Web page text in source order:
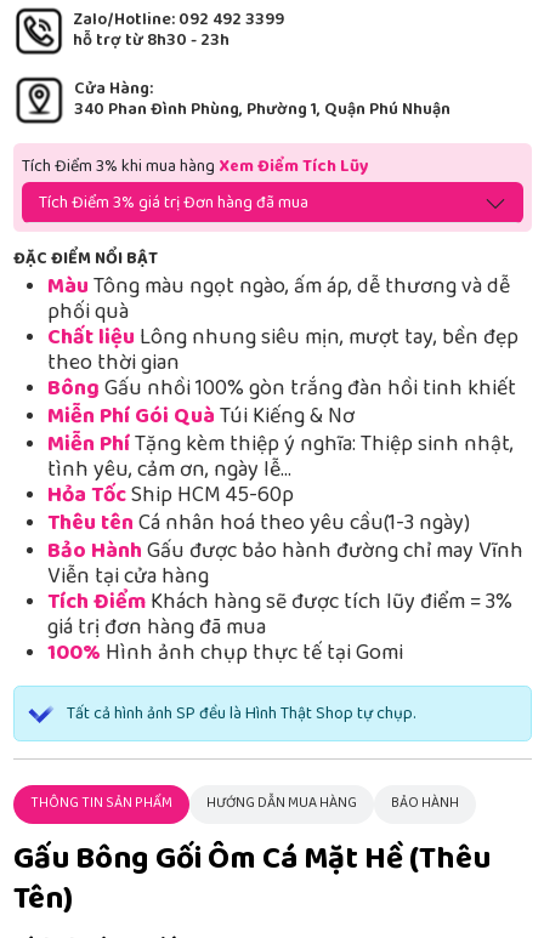
Zalo/Hotline: 092 492 3399
hỗ trợ từ 8h30 - 23h
Cửa Hàng:
340 Phan Đình Phùng, Phường 1, Quận Phú Nhuận
Tích Điểm 3% khi mua hàng Xem Điểm Tích Lũy
Tích Điểm 3% giá trị Đơn hàng đã mua
ĐẶC ĐIỂM NỔI BẬT
MàuTông màu ngọt ngào, ấm áp, dễ thương và dễ
phối quà
Chất liệu Lông nhung siêu mịn, mượt tay, bền đẹp
theo thời gian
BôngGấu nhồi 100% gòn trắng đàn hồi tinh khiết
Miễn Phí Gói QuàTúi Kiếng & Nơ
Miễn PhíTặng kèm thiệp ý nghĩa: Thiệp sinh nhật,
tình yêu, cảm ơn, ngày lễ…
Hỏa TốcShip HCM 45-60p
Thêu tênCá nhân hoá theo yêu cầu(1-3 ngày)
Bảo HànhGấu được bảo hành đường chỉ may Vĩnh
Viễn tại cửa hàng
Tích ĐiểmKhách hàng sẽ được tích lũy điểm = 3%
giá trị đơn hàng đã mua
100% Hình ảnh chụp thực tế tại Gomi
Tất cả hình ảnh SP đều là Hình Thật Shop tự chụp.
THÔNG TIN SẢN PHẨM HƯỚNG DẪN MUA HÀNG BẢO HÀNH
Gấu Bông Gối Ôm Cá Mặt Hề (Thêu
Tên)